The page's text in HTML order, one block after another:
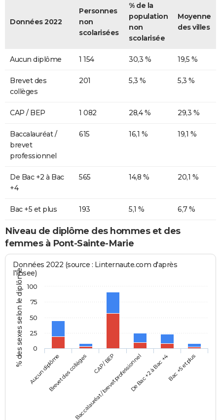
Données 2022
Personnes
non
scolarisées
% de la
population
non
scolarisée
Moyenne
des villes
Aucun diplôme 1 154 30,3 % 19,5 %
Brevet des
collèges
201 5,3 % 5,3 %
CAP / BEP 1 082 28,4 % 29,3 %
Baccalauréat /
brevet
professionnel
615 16,1 % 19,1 %
De Bac +2 à Bac
+4
565 14,8 % 20,1 %
Bac +5 et plus 193 5,1 % 6,7 %
Niveau de diplôme des hommes et des
femmes à Pont-Sainte-Marie
% des sexes selon le diplôme
Données 2022 (source : Linternaute.com d'après
l'Insee)
Aucun diplômeBrevet des collèges CAP / BEP
Baccalauréat / brevet professionnelDe Bac +2 à Bac +4Bac +5 et plus
0
25
50
75
100